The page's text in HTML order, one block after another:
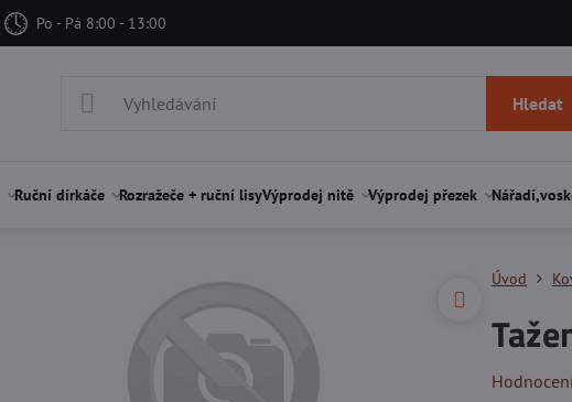
Po - Pá 8:00 - 13:00
Hledat
Ruční dírkáče Rozražeče + ruční lisyVýprodej nitě Výprodej přezek
Úvod